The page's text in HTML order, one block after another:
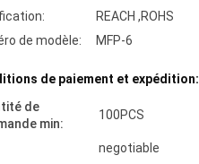
REACH ,ROHS
de modèle:
MFP-6
de paiement et expédition:
de
min:
100PCS
negotiable